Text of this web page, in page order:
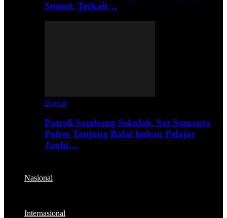
Sumut, Terkait…
Daerah
Patroli Sambang Sekolah, Sat Samapta
Polres Tanjung Balai Imbau Pelajar
Jauhi…
Nasional
Internasional